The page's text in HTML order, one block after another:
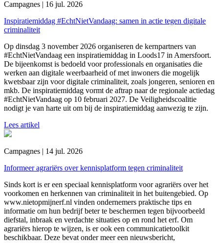
Campagnes | 16 jul. 2026
Inspiratiemiddag #EchtNietVandaag: samen in actie tegen digitale
criminaliteit
Op dinsdag 3 november 2026 organiseren de kernpartners van
#EchtNietVandaag een inspiratiemiddag in Loods17 in Amersfoort.
De bijeenkomst is bedoeld voor professionals en organisaties die
werken aan digitale weerbaarheid of met inwoners die mogelijk
kwetsbaar zijn voor digitale criminaliteit, zoals jongeren, senioren en
mkb. De inspiratiemiddag vormt de aftrap naar de regionale actiedag
#EchtNietVandaag op 10 februari 2027. De Veiligheidscoalitie
nodigt je van harte uit om bij de inspiratiemiddag aanwezig te zijn.
Lees artikel
Campagnes | 14 jul. 2026
Informeer agrariërs over kennisplatform tegen criminaliteit
Sinds kort is er een speciaal kennisplatform voor agrariërs over het
voorkomen en herkennen van criminaliteit in het buitengebied. Op
www.nietopmijnerf.nl vinden ondernemers praktische tips en
informatie om hun bedrijf beter te beschermen tegen bijvoorbeeld
diefstal, inbraak en verdachte situaties op en rond het erf. Om
agrariërs hierop te wijzen, is er ook een communicatietoolkit
beschikbaar. Deze bevat onder meer een nieuwsbericht,